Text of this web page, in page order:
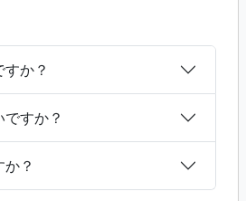
か？
すか？
？